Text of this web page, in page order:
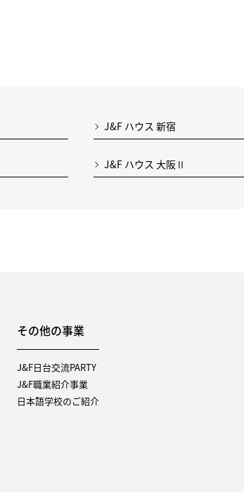
J&F ハウス 新宿
J&F ハウス 大阪Ⅱ
その他の事業
J&F日台交流PARTY
J&F職業紹介事業
日本語学校のご紹介